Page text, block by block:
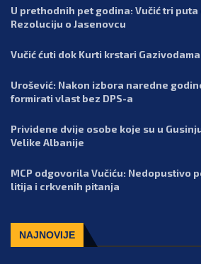
U prethodnih pet godina: Vučić tri
Rezoluciju o Jasenovcu
Vučić ćuti dok Kurti krstari Gazivodama
Urošević: Nakon izbora naredne
formirati vlast bez DPS-a
Prividene dvije osobe koje su u
Velike Albanije
MCP odgovorila Vučiću: Nedopustivo
litija i crkvenih pitanja
NAJNOVIJE